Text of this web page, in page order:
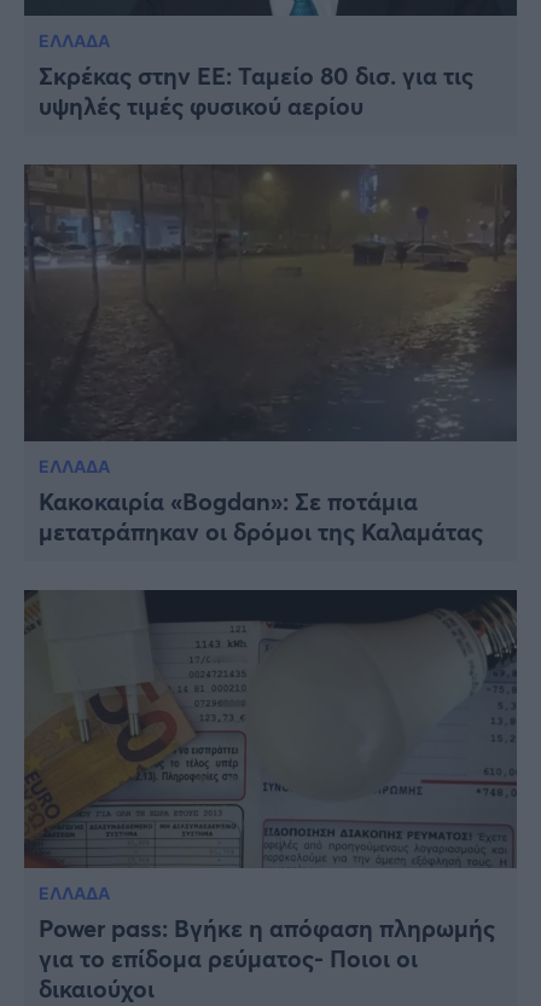
ΕΛΛΑΔΑ
Σκρέκας στην ΕΕ: Ταμείο 80 δισ. για τις
υψηλές τιμές φυσικού αερίου
ΕΛΛΑΔΑ
Κακοκαιρία «Bogdan»: Σε ποτάμια
μετατράπηκαν οι δρόμοι της Καλαμάτας
ΕΛΛΑΔΑ
Power pass: Βγήκε η απόφαση πληρωμής
για το επίδομα ρεύματος- Ποιοι οι
δικαιούχοι